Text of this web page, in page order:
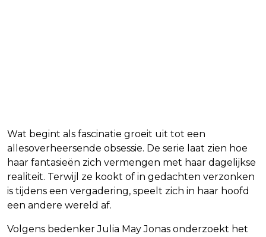
Wat begint als fascinatie groeit uit tot een
allesoverheersende obsessie. De serie laat zien hoe
haar fantasieën zich vermengen met haar dagelijkse
realiteit. Terwijl ze kookt of in gedachten verzonken
is tijdens een vergadering, speelt zich in haar hoofd
een andere wereld af.
Volgens bedenker Julia May Jonas onderzoekt het